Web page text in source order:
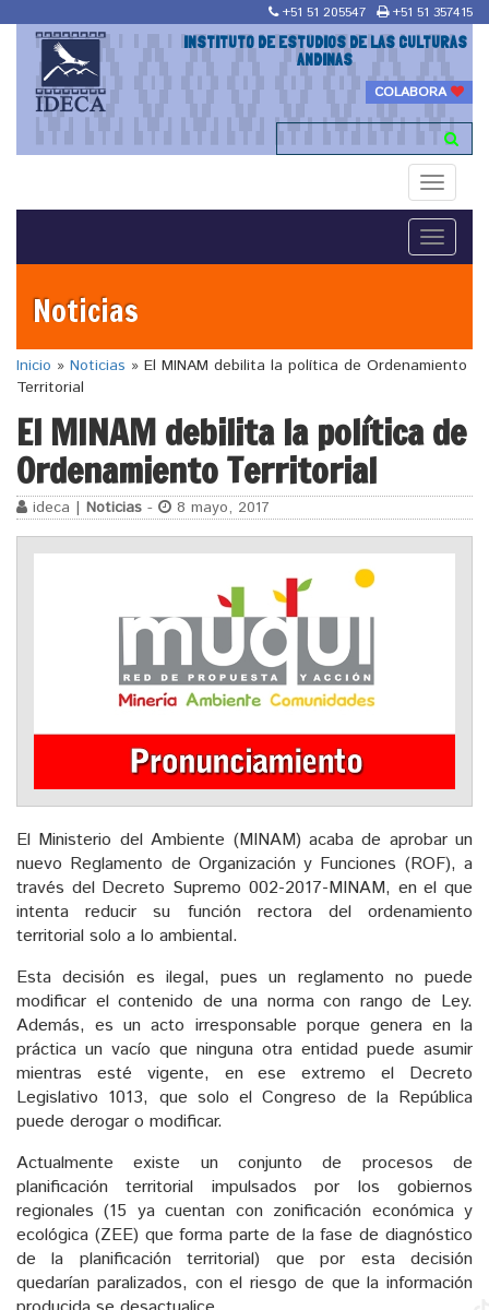
+51 51 205547 +51 51 357415
INSTITUTO DE ESTUDIOS DE LAS CULTURAS
ANDINAS
COLABORA
Toggle
Toggle
Noticias
Inicio » Noticias » El MINAM debilita la política de Ordenamiento
Territorial
El MINAM debilita la política de
Ordenamiento Territorial
ideca | Noticias - 8 mayo, 2017
El Ministerio del Ambiente (MINAM) acaba de aprobar un
nuevo Reglamento de Organización y Funciones (ROF), a
través del Decreto Supremo 002-2017-MINAM, en el que
intenta reducir su función rectora del ordenamiento
territorial solo a lo ambiental.
Esta decisión es ilegal, pues un reglamento no puede
modificar el contenido de una norma con rango de Ley.
Además, es un acto irresponsable porque genera en la
práctica un vacío que ninguna otra entidad puede asumir
mientras esté vigente, en ese extremo el Decreto
Legislativo 1013, que solo el Congreso de la República
puede derogar o modificar.
Actualmente existe un conjunto de procesos de
planificación territorial impulsados por los gobiernos
regionales (15 ya cuentan con zonificación económica y
ecológica (ZEE) que forma parte de la fase de diagnóstico
de la planificación territorial) que por esta decisión
quedarían paralizados, con el riesgo de que la información